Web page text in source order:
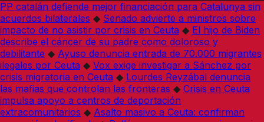
PP catalán defiende mejor financiación para Catalunya sin
acuerdos bilaterales ◆ Senado advierte a ministros sobre
impacto de no asistir por crisis en Ceuta ◆ El hijo de Biden
describe el cáncer de su padre como doloroso y
debilitante ◆ Ayuso denuncia entrada de 70.000 migrantes
ilegales por Ceuta ◆ Vox exige investigar a Sánchez por
crisis migratoria en Ceuta ◆ Lourdes Reyzábal denuncia
las mafias que controlan las fronteras ◆ Crisis en Ceuta
impulsa apoyo a centros de deportación
extracomunitarios ◆ Asalto masivo a Ceuta: confirman